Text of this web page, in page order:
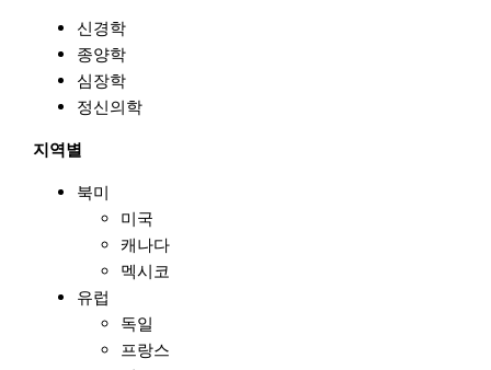
신경학
종양학
심장학
정신의학
지역별
북미
미국
캐나다
멕시코
유럽
독일
프랑스